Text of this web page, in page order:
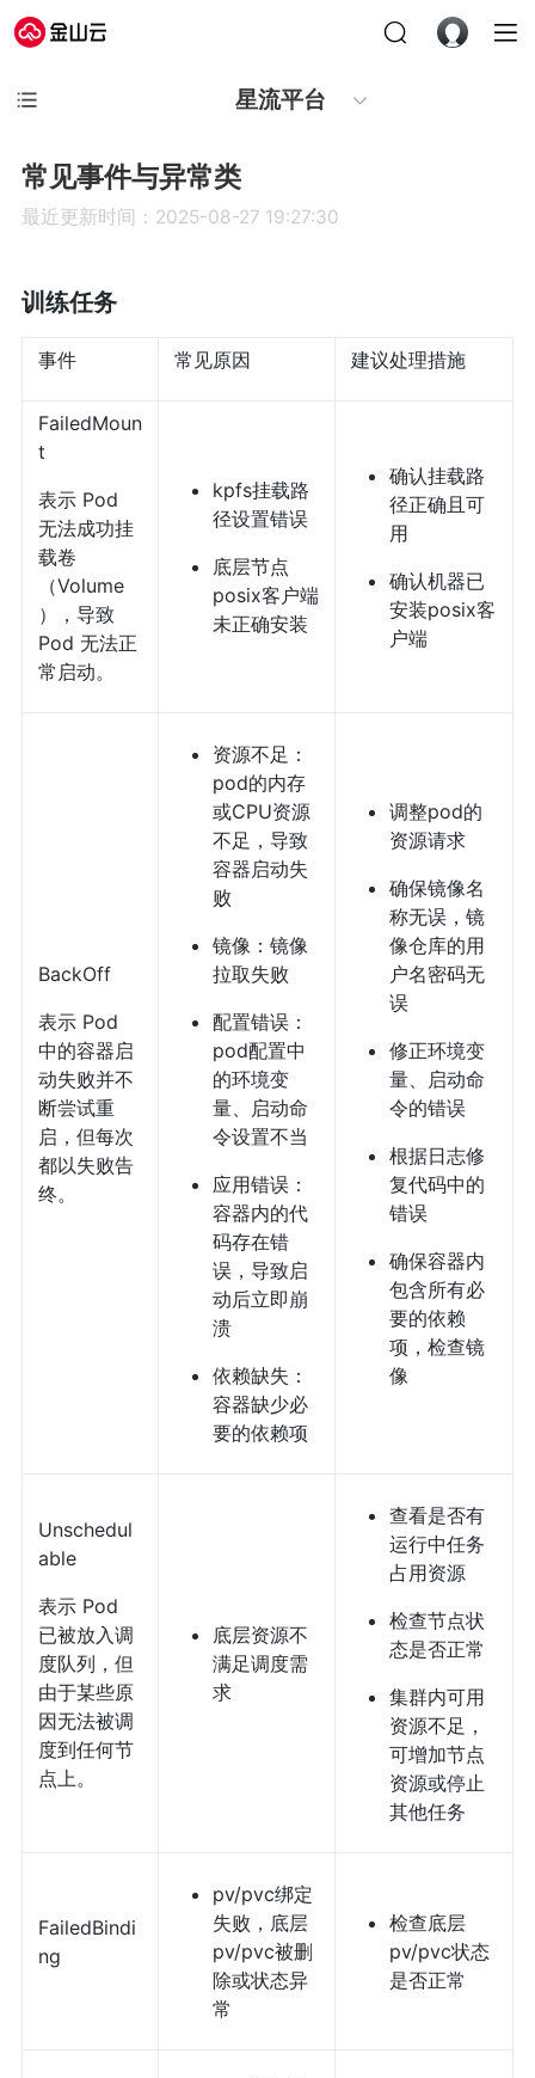
星流平台
常见事件与异常类
最近更新时间：2025-08-27 19:27:30
训练任务
事件 常见原因 建议处理措施
FailedMoun
t
表示 Pod
无法成功挂
载卷
（Volume
），导致
Pod 无法正
常启动。
kpfs挂载路
径设置错误
底层节点
posix客户端
未正确安装
确认挂载路
径正确且可
用
确认机器已
安装posix客
户端
BackOff
表示 Pod
中的容器启
动失败并不
断尝试重
启，但每次
都以失败告
终。
资源不足：
pod的内存
或CPU资源
不足，导致
容器启动失
败
镜像：镜像
拉取失败
配置错误：
pod配置中
的环境变
量、启动命
令设置不当
应用错误：
容器内的代
码存在错
误，导致启
动后立即崩
溃
依赖缺失：
容器缺少必
要的依赖项
调整pod的
资源请求
确保镜像名
称无误，镜
像仓库的用
户名密码无
误
修正环境变
量、启动命
令的错误
根据日志修
复代码中的
错误
确保容器内
包含所有必
要的依赖
项，检查镜
像
Unschedul
able
表示 Pod
已被放入调
度队列，但
由于某些原
因无法被调
度到任何节
点上。
底层资源不
满足调度需
求
查看是否有
运行中任务
占用资源
检查节点状
态是否正常
集群内可用
资源不足，
可增加节点
资源或停止
其他任务
FailedBindi
ng
pv/pvc绑定
失败，底层
pv/pvc被删
除或状态异
常
检查底层
pv/pvc状态
是否正常